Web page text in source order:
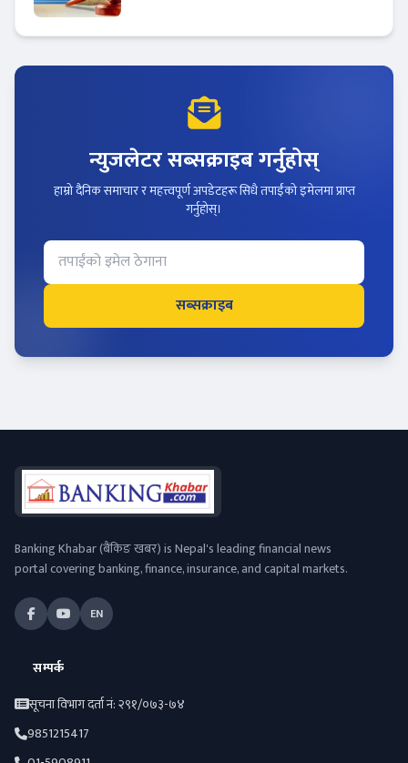
न्युजलेटर सब्सक्राइब गर्नुहोस्
हाम्रो दैनिक समाचार र महत्त्वपूर्ण अपडेटहरू सिधै तपाईंको इमेलमा प्राप्त
गर्नुहोस्।
सब्सक्राइब
Banking Khabar (बैंकिङ खबर) is Nepal's leading financial news
portal covering banking, finance, insurance, and capital markets.
EN
सम्पर्क
सूचना विभाग दर्ता नं: २९१/०७३-७४
9851215417